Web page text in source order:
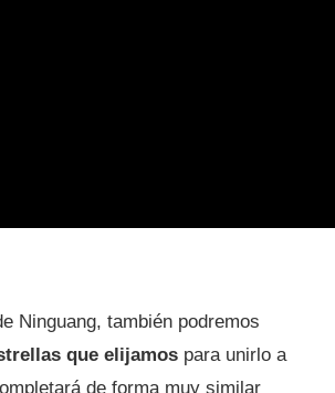
Ninguang, también podremos
que elijamos para unirlo a
de forma muy similar